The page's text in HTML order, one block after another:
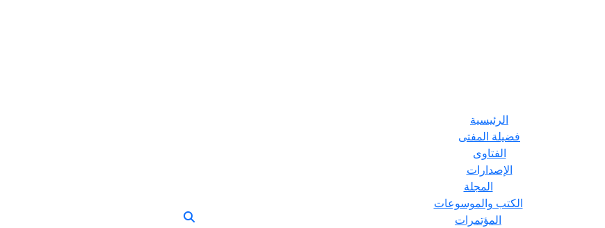
الرئيسية
فضيلة المفتى
الفتاوى
الإصدارات
المجلة
الكتب والموسوعات
المؤتمرات